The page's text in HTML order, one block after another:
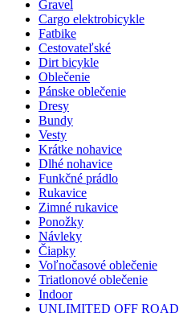
Gravel
Cargo elektrobicykle
Fatbike
Cestovateľské
Dirt bicykle
Oblečenie
Pánske oblečenie
Dresy
Bundy
Vesty
Krátke nohavice
Dlhé nohavice
Funkčné prádlo
Rukavice
Zimné rukavice
Ponožky
Návleky
Čiapky
Voľnočasové oblečenie
Triatlonové oblečenie
Indoor
UNLIMITED OFF ROAD